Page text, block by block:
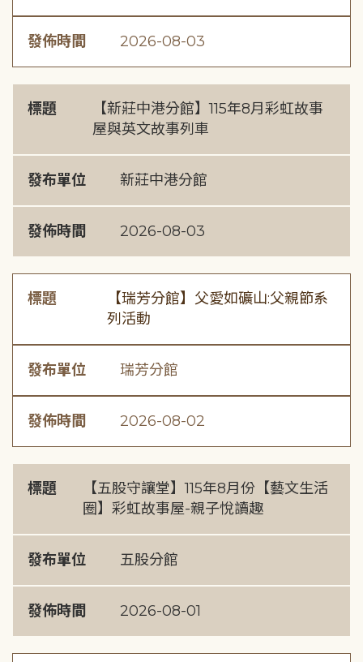
發佈時間 2026-08-03
標題
【新莊中港分館】115年8月彩虹故事
屋與英文故事列車
發布單位 新莊中港分館
發佈時間 2026-08-03
標題
【瑞芳分館】父愛如礦山:父親節系
列活動
發布單位 瑞芳分館
發佈時間 2026-08-02
標題
【五股守讓堂】115年8月份【藝文生活
圈】彩虹故事屋-親子悅讀趣
發布單位 五股分館
發佈時間 2026-08-01